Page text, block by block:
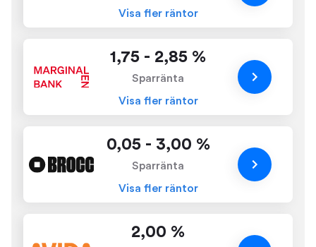
Visa fler räntor
1,75 - 2,85 %
Sparränta
Visa fler räntor
0,05 - 3,00 %
Sparränta
Visa fler räntor
2,00 %